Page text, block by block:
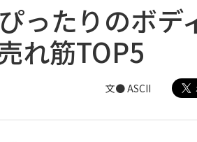
ったりのボデ
れ筋TOP5
文● ASCII